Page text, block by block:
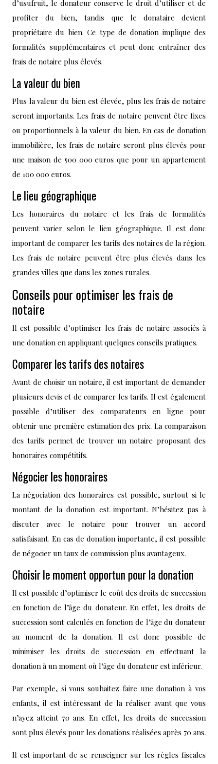
d’usufruit, le donateur conserve le droit d’utiliser et de
profiter du bien, tandis que le donataire devient
propriétaire du bien. Ce type de donation implique des
formalités supplémentaires et peut donc entraîner des
frais de notaire plus élevés.
La valeur du bien
Plus la valeur du bien est élevée, plus les frais de notaire
seront importants. Les frais de notaire peuvent être fixes
ou proportionnels à la valeur du bien. En cas de donation
immobilière, les frais de notaire seront plus élevés pour
une maison de 500 000 euros que pour un appartement
de 100 000 euros.
Le lieu géographique
Les honoraires du notaire et les frais de formalités
peuvent varier selon le lieu géographique. Il est donc
important de comparer les tarifs des notaires de la région.
Les frais de notaire peuvent être plus élevés dans les
grandes villes que dans les zones rurales.
Conseils pour optimiser les frais de
notaire
Il est possible d’optimiser les frais de notaire associés à
une donation en appliquant quelques conseils pratiques.
Comparer les tarifs des notaires
Avant de choisir un notaire, il est important de demander
plusieurs devis et de comparer les tarifs. Il est également
possible d’utiliser des comparateurs en ligne pour
obtenir une première estimation des prix. La comparaison
des tarifs permet de trouver un notaire proposant des
honoraires compétitifs.
Négocier les honoraires
La négociation des honoraires est possible, surtout si le
montant de la donation est important. N’hésitez pas à
discuter avec le notaire pour trouver un accord
satisfaisant. En cas de donation importante, il est possible
de négocier un taux de commission plus avantageux.
Choisir le moment opportun pour la donation
Il est possible d’optimiser le coût des droits de succession
en fonction de l’âge du donateur. En effet, les droits de
succession sont calculés en fonction de l’âge du donateur
au moment de la donation. Il est donc possible de
minimiser les droits de succession en effectuant la
donation à un moment où l’âge du donateur est inférieur.
Par exemple, si vous souhaitez faire une donation à vos
enfants, il est intéressant de la réaliser avant que vous
n’ayez atteint 70 ans. En effet, les droits de succession
sont plus élevés pour les donations réalisées après 70 ans.
Il est important de se renseigner sur les règles fiscales